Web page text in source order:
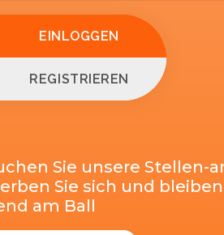
EINLOGGEN
REGISTRIEREN
Sie unsere Stellen-
Sie sich und
am Ball